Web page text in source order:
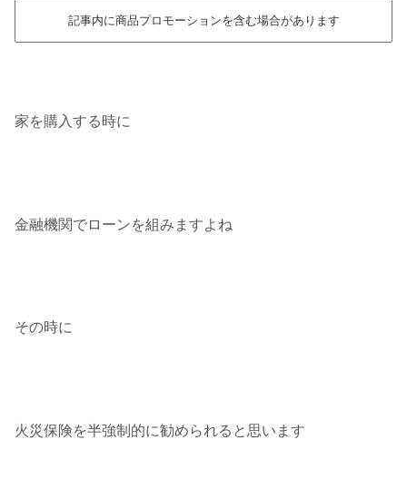
記事内に商品プロモーションを含む場合があります
家を購入する時に
金融機関でローンを組みますよね
その時に
火災保険を半強制的に勧められると思います